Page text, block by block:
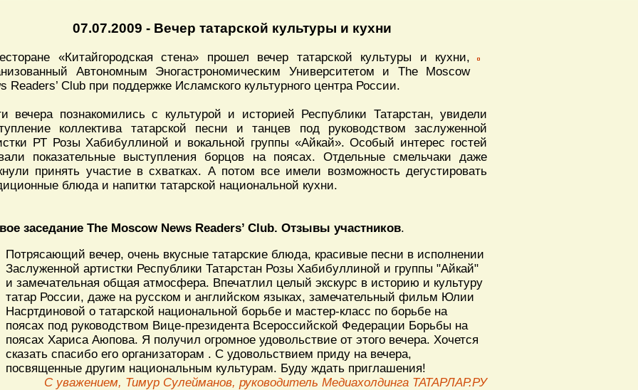
07.07.2009 - Вечер татарской культуры и кухни
«Китайгородская стена» прошел вечер татарской культуры и кухни,
Автономным Эногастрономическим Университетом и The Moscow
Readers’ Club при поддержке Исламского культурного центра России.
вечера познакомились с культурой и историей Республики Татарстан, увидели
коллектива татарской песни и танцев под руководством заслуженной
РТ Розы Хабибуллиной и вокальной группы «Айкай». Особый интерес гостей
показательные выступления борцов на поясах. Отдельные смельчаки даже
принять участие в схватках. А потом все имели возможность дегустировать
блюда и напитки татарской национальной кухни.
заседание The Moscow News Readers’ Club. Отзывы участников.
Потрясающий вечер, очень вкусные татарские блюда, красивые песни в исполнении
Заслуженной артистки Республики Татарстан Розы Хабибуллиной и группы "Айкай"
и замечательная общая атмосфера. Впечатлил целый экскурс в историю и культуру
татар России, даже на русском и английском языках, замечательный фильм Юлии
Насртдиновой о татарской национальной борьбе и мастер-класс по борьбе на
поясах под руководством Вице-президента Всероссийской Федерации Борьбы на
поясах Хариса Аюпова. Я получил огромное удовольствие от этого вечера. Хочется
сказать спасибо его организаторам . С удовольствием приду на вечера,
посвященные другим национальным культурам. Буду ждать приглашения!
С уважением, Тимур Сулейманов, руководитель Медиахолдинга ТАТАРЛАР.РУ